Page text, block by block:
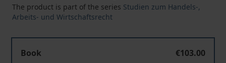
The product is part of the series Studien zum Handels-,
Arbeits- und Wirtschaftsrecht
Book
€103.00